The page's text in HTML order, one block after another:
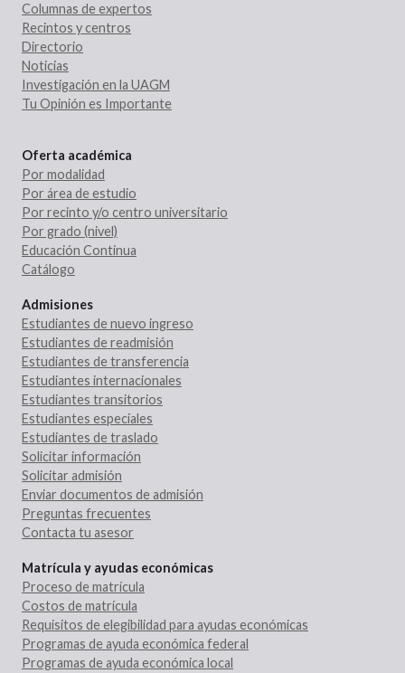
Columnas de expertos
Recintos y centros
Directorio
Noticias
Investigación en la UAGM
Tu Opinión es Importante
Oferta académica
Por modalidad
Por área de estudio
Por recinto y/o centro universitario
Por grado (nivel)
Educación Continua
Catálogo
Admisiones
Estudiantes de nuevo ingreso
Estudiantes de readmisión
Estudiantes de transferencia
Estudiantes internacionales
Estudiantes transitorios
Estudiantes especiales
Estudiantes de traslado
Solicitar información
Solicitar admisión
Enviar documentos de admisión
Preguntas frecuentes
Contacta tu asesor
Matrícula y ayudas económicas
Proceso de matrícula
Costos de matrícula
Requisitos de elegibilidad para ayudas económicas
Programas de ayuda económica federal
Programas de ayuda económica local